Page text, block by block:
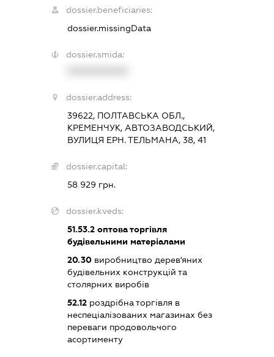
dossier.beneficiaries:
dossier.missingData
dossier.smida:
dossier.address:
39622, ПОЛТАВСЬКА ОБЛ.,
КРЕМЕНЧУК, АВТОЗАВОДСЬКИЙ,
ВУЛИЦЯ ЕРН. ТЕЛЬМАНА, 38, 41
dossier.capital:
58 929 грн.
dossier.kveds:
51.53.2 оптова торгівля
будівельними матеріалами
20.30 виробництво дерев'яних
будівельних конструкцій та
столярних виробів
52.12 роздрібна торгівля в
неспеціалізованих магазинах без
переваги продовольчого
асортименту